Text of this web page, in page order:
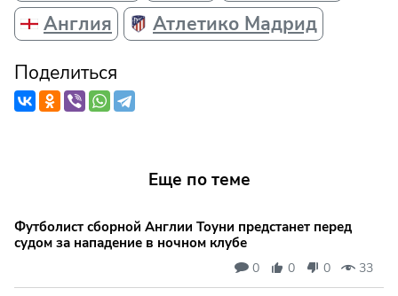
Англия
Атлетико Мадрид
Поделиться
Еще по теме
Футболист сборной Англии Тоуни предстанет перед
судом за нападение в ночном клубе
0 0 0 33